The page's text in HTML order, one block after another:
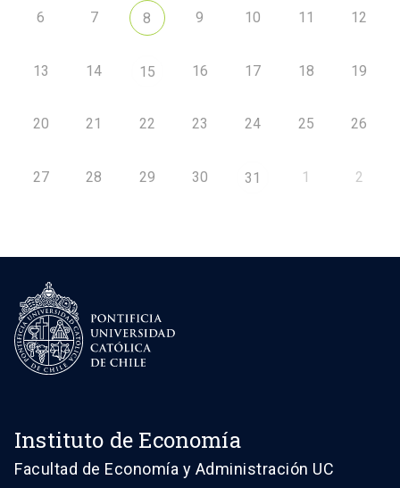
6 7 8 9 10 11 12
13 14 15 16 17 18 19
20 21 22 23 24 25 26
27 28 29 30 31 1 2
Instituto de Economía
Facultad de Economía y Administración UC